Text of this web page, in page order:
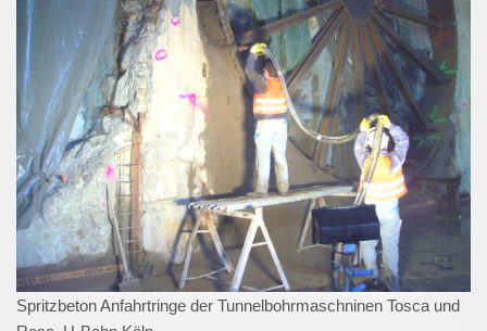
Spritzbeton Anfahrtringe der Tunnelbohrmaschninen Tosca und